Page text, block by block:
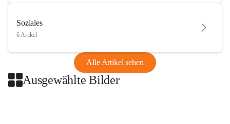
Soziales
6 Artikel
Alle Artikel sehen
Ausgewählte Bilder